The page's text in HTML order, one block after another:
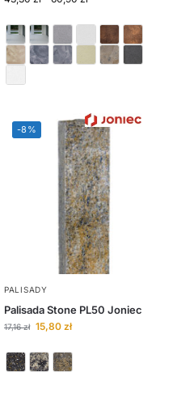
-8%
PALISADY
Palisada Stone PL50 Joniec
17,16zł 15,80 zł